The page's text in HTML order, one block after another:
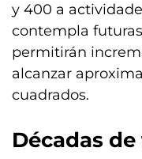
y 400 a
contempla
permitirán
alcanzar
cuadrados.
Décadas